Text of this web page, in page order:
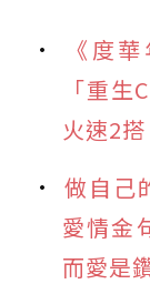
《度
「重
火速2搭
做自己
愛情金
而愛是